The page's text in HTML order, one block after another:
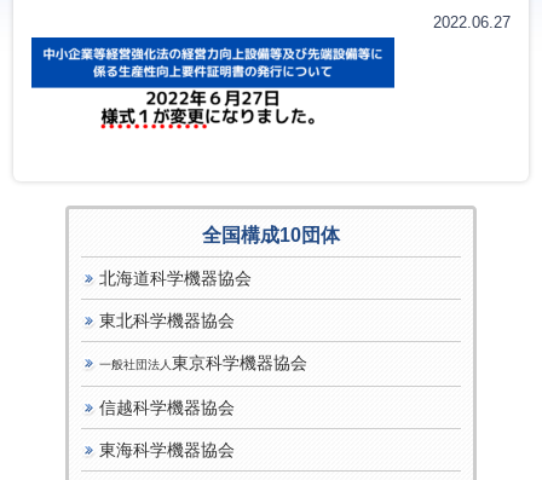
2022.06.27
全国構成10団体
北海道科学機器協会
東北科学機器協会
一般社団法人 東京科学機器協会
信越科学機器協会
東海科学機器協会